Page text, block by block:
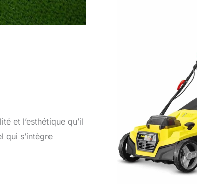
et l’esthétique qu’il
qui s’intègre